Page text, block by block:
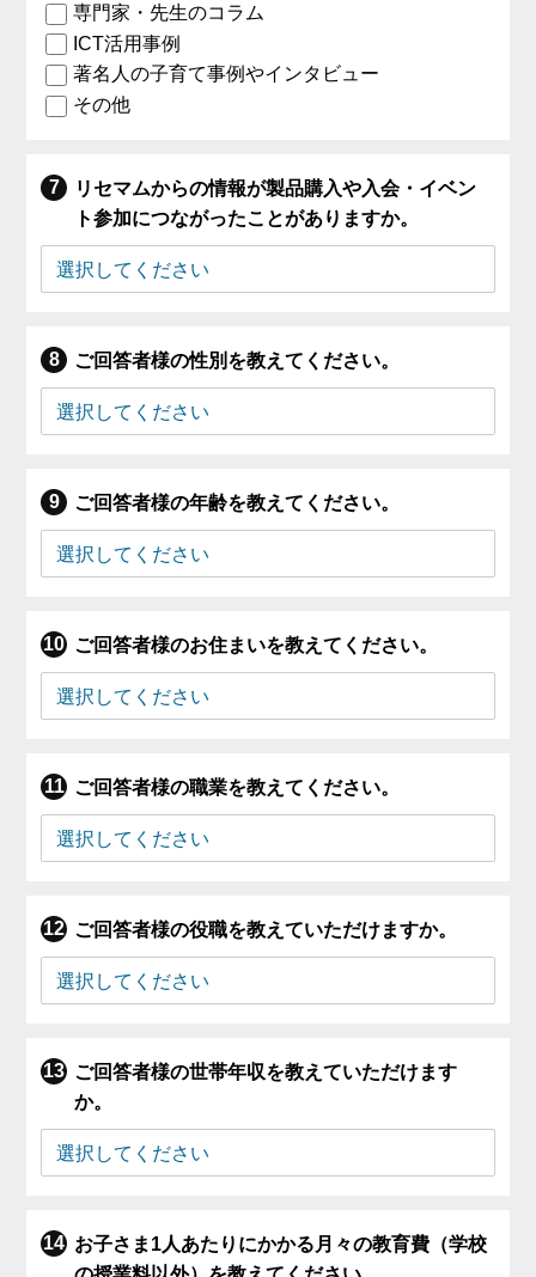
専門家・先生のコラム
ICT活用事例
著名人の子育て事例やインタビュー
その他
リセマムからの情報が製品購入や入会・イベン
ト参加につながったことがありますか。
ご回答者様の性別を教えてください。
ご回答者様の年齢を教えてください。
ご回答者様のお住まいを教えてください。
ご回答者様の職業を教えてください。
ご回答者様の役職を教えていただけますか。
ご回答者様の世帯年収を教えていただけます
か。
お子さま1人あたりにかかる月々の教育費（学校